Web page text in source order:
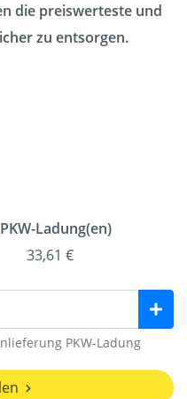
die preiswerteste und
zu entsorgen.
Ladung(en)
33,61 €
PKW-Ladung